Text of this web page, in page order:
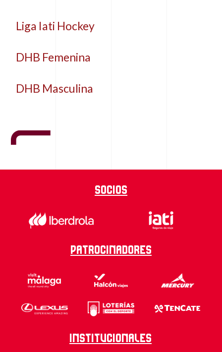
Liga Iati Hockey
DHB Femenina
DHB Masculina
Socios
Patrocinadores
Institucionales